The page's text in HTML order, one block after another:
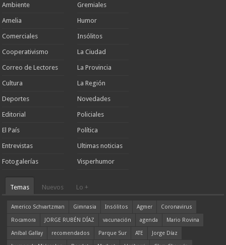
Ambiente
Amelia
Comerciales
Cooperativismo
Correo de Lectores
Cultura
Deportes
Editorial
El País
Entrevistas
Fotogalerías
Gremiales
Humor
Insólitos
La Ciudad
La Provincia
La Región
Novedades
Policiales
Política
Ultimas noticias
Visperhumor
Temas Nuevos Lo +
Americo Schvartzman Gimnasia Insólitos Agmer
Coronavirus
Rocamora
JORGE RUBÉN DÍAZ vacunación agenda
Mario Rovina
Aníbal Gallay
recomendados Parque Sur ATE
Jorge Díaz